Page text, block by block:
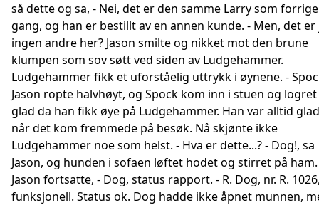
så dette og sa, - Nei, det er den samme Larry som forrige
gang, og han er bestillt av en annen kunde. - Men, det er
ingen andre her? Jason smilte og nikket mot den brune
klumpen som sov søtt ved siden av Ludgehammer.
Ludgehammer fikk et uforståelig uttrykk i øynene. -
Jason ropte halvhøyt, og Spock kom inn i stuen og logret
glad da han fikk øye på Ludgehammer. Han var alltid glad
når det kom fremmede på besøk. Nå skjønte ikke
Ludgehammer noe som helst. - Hva er dette...? - Dog!, sa
Jason, og hunden i sofaen løftet hodet og stirret på ham.
Jason fortsatte, - Dog, status rapport. - R. Dog, nr. R.
funksjonell. Status ok. Dog hadde ikke åpnet munnen,